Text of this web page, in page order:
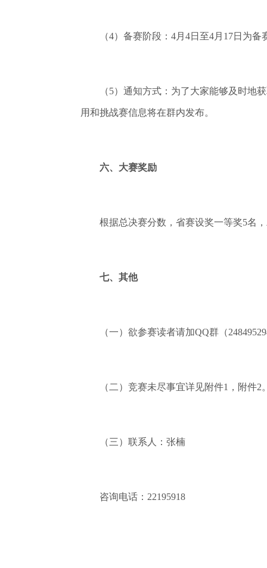
（4）备赛阶段：4月4日至4月17日为备
（5）通知方式：为了大家能够及时地获
用和挑战赛信息将在群内发布。
六、大赛奖励
根据总决赛分数，省赛设奖一等奖5名，
七、其他
（一）欲参赛读者请加QQ群（
（二）竞赛未尽事宜详见附件1，附件2
（三）联系人：张楠
咨询电话：22195918